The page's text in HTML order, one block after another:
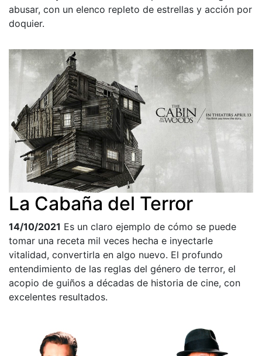
abusar, con un elenco repleto de estrellas y acción por
doquier.
La Cabaña del Terror
14/10/2021 Es un claro ejemplo de cómo se puede
tomar una receta mil veces hecha e inyectarle
vitalidad, convertirla en algo nuevo. El profundo
entendimiento de las reglas del género de terror, el
acopio de guiños a décadas de historia de cine, con
excelentes resultados.